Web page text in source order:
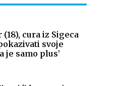
(18), cura iz Sigeca
svoje
je samo plus’